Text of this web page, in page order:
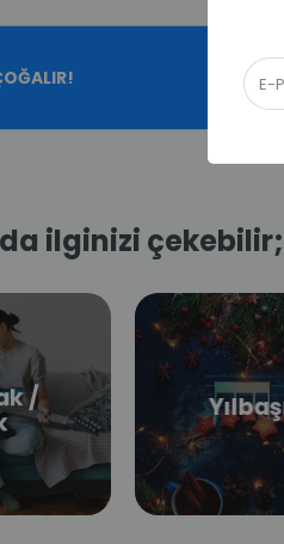
da ilginizi çekebilir;
/